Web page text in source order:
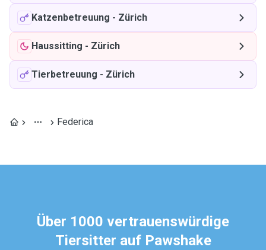
Katzenbetreuung - Zürich
Haussitting - Zürich
Tierbetreuung - Zürich
Federica
Über 1000 vertrauenswürdige
Tiersitter auf Pawshake